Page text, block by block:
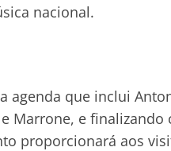
nacional.
agenda que inclui
Marrone, e finalizando
proporcionará aos